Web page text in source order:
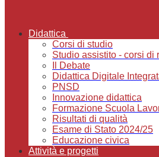
Didattica
Corsi di studio
Studio assistito - corsi di
Il Debate
Didattica Digitale
PNSD
Innovazione didattica
Formazione Scuola
Risultati di qualità
Esame di Stato 2024/25
Educazione civica
Attività e progetti